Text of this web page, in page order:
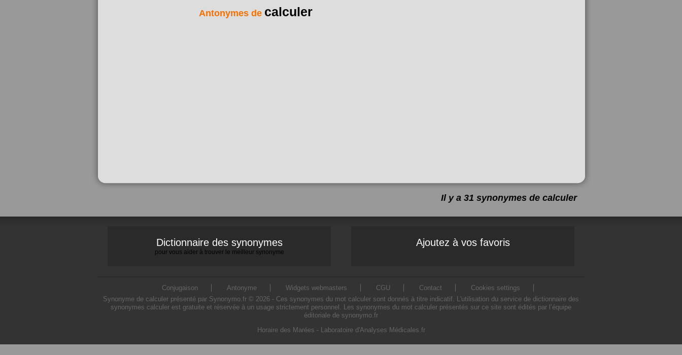
Antonymes de calculer
Il y a 31 synonymes de calculer
Dictionnaire des synonymes
pour vous aider à trouver le meilleur synonyme
Ajoutez à vos favoris
Conjugaison Antonyme Widgets webmasters CGU Contact
Cookies settings
Synonyme de calculer présenté par Synonymo.fr © 2026 - Ces synonymes du mot calculer sont donnés à titre indicatif. L'utilisation du service de dictionnaire des
synonymes calculer est gratuite et réservée à un usage strictement personnel. Les synonymes du mot calculer présentés sur ce site sont édités par l’équipe
éditoriale de synonymo.fr
Horaire des Marées - Laboratoire d'Analyses Médicales.fr